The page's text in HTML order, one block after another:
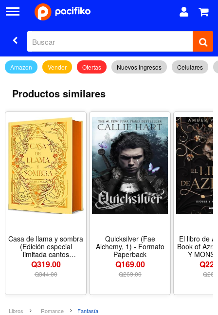
Amazon Vender Ofertas Nuevos Ingresos Celulares
Productos similares
Casa de llama y sombra
(Edición especial
limitada cantos
pintados) / House o f
Flame and Shadow
(Special Limited Edition
MEDIALUNA) (Spanish
Q319.00
Q344.00
Quicksilver (Fae
Alchemy, 1) - Formato
Paperback
Q169.00
Q269.00
El libro de
Book of
Y
(Spanish
Formato
Q
Libros Romance Fantasía